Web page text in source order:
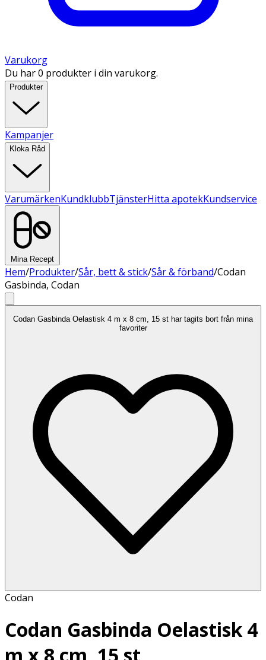
Varukorg
Du har 0 produkter i din varukorg.
Produkter
Kampanjer
Kloka Råd
VarumärkenKundklubbTjänsterHitta apotekKundservice
Mina Recept
Hem/Produkter/Sår, bett & stick/Sår & förband/Codan
Gasbinda, Codan
Codan Gasbinda Oelastisk 4 m x 8 cm, 15 st har tagits bort från mina
favoriter
Codan
Codan Gasbinda Oelastisk 4